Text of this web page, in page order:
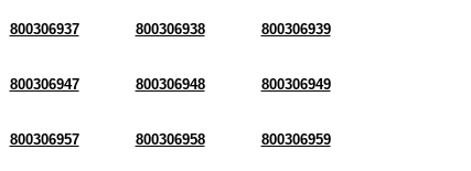
800306937 800306938 800306939
800306947 800306948 800306949
800306957 800306958 800306959